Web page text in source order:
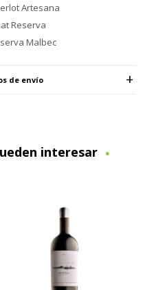
Artesana
Reserva
Malbec
de envío
interesar